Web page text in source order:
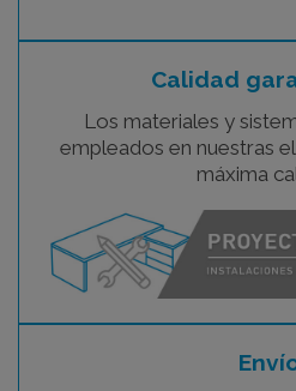
Calidad
Los materiales y
empleados en nuestras
máxima